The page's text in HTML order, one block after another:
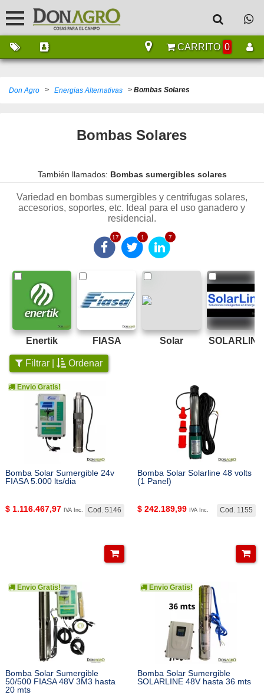
CARRITO 0
Don Agro > Energias Alternativas > Bombas Solares
Bombas Solares
También llamados: Bombas sumergibles solares
Variedad en bombas sumergibles y centrifugas solares,
accesorios, soportes, etc. Ideal para el uso ganadero y
residencial.
17 1 7
Enertik FIASA Solar SOLARLINE
Filtrar | Ordenar
Envio Gratis!
Bomba Solar Sumergible 24v
FIASA 5.000 lts/dia
Cod. 5146
$ 1.116.467,97 IVA Inc.
Bomba Solar Solarline 48 volts
(1 Panel)
Cod. 1155
$ 242.189,99 IVA Inc.
Envio Gratis!
Bomba Solar Sumergible
50/500 FIASA 48V 3M3 hasta
20 mts
Envio Gratis!
Bomba Solar Sumergible
SOLARLINE 48V hasta 36 mts